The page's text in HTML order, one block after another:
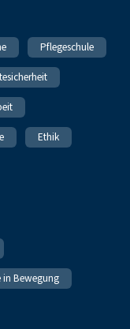
Pflegeschule
Ethik
Bewegung